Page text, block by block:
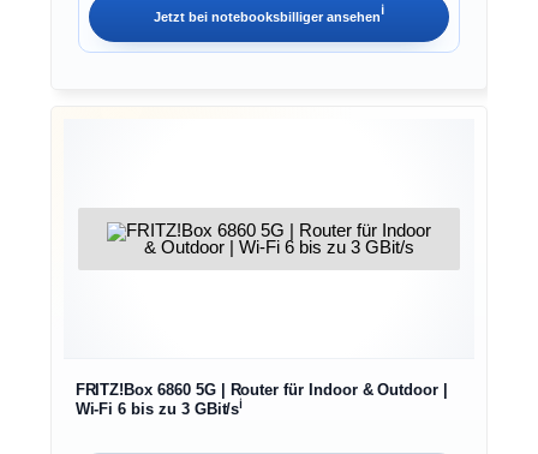
Jetzt bei notebooksbilligeransehenℹ︎
FRITZ!Box 6860 5G | Router für Indoor & Outdoor |
Wi-Fi 6 bis zu 3 GBit/sℹ︎